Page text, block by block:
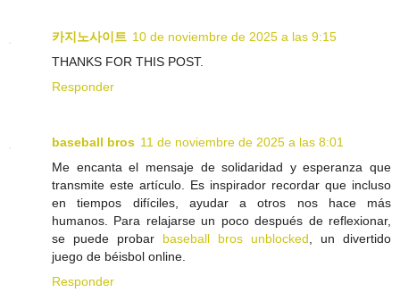
카지노사이트 10 de noviembre de 2025 a las 9:15
THANKS FOR THIS POST.
Responder
baseball bros 11 de noviembre de 2025 a las 8:01
Me encanta el mensaje de solidaridad y esperanza que
transmite este artículo. Es inspirador recordar que incluso
en tiempos difíciles, ayudar a otros nos hace más
humanos. Para relajarse un poco después de reflexionar,
se puede probar baseball bros unblocked , un divertido
juego de béisbol online.
Responder